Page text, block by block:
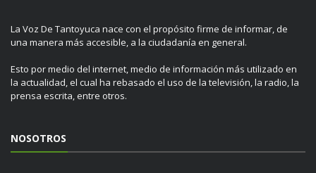
La Voz De Tantoyuca nace con el propósito firme de informar, de
una manera más accesible, a la ciudadanía en general.
Esto por medio del internet, medio de información más utilizado en
la actualidad, el cual ha rebasado el uso de la televisión, la radio, la
prensa escrita, entre otros.
NOSOTROS